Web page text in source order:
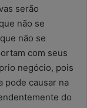
serão
não se
não se
com seus
negócio, pois
pode causar na
do